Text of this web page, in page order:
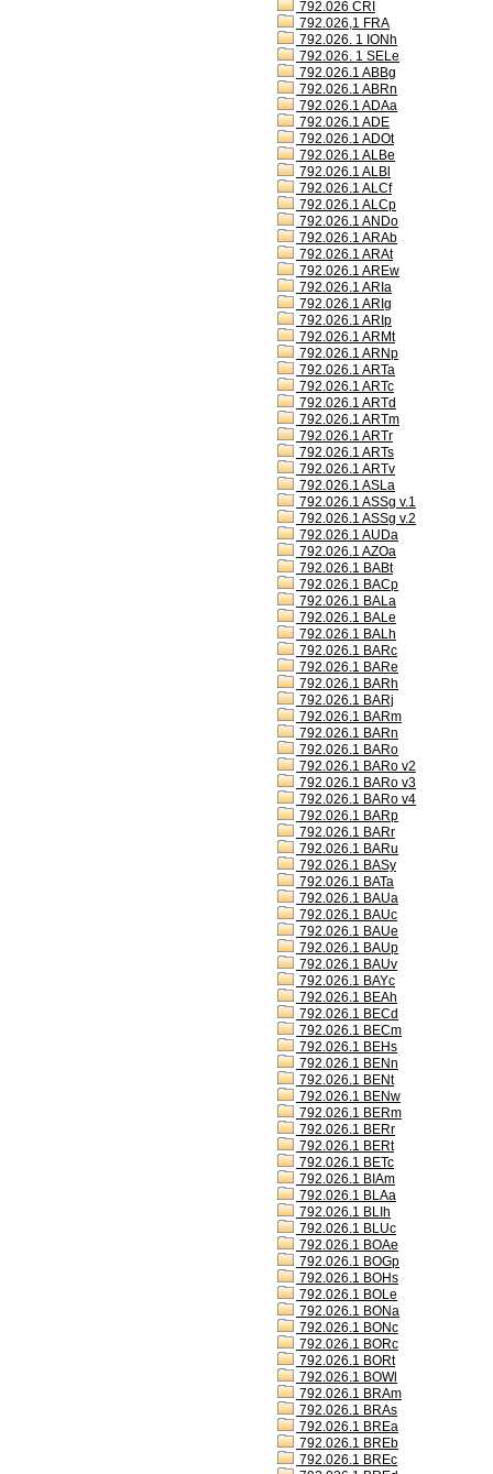
792.026 CRI
792.026,1 FRA
792.026. 1 IONh
792.026. 1 SELe
792.026.1 ABBg
792.026.1 ABRn
792.026.1 ADAa
792.026.1 ADE
792.026.1 ADOt
792.026.1 ALBe
792.026.1 ALBl
792.026.1 ALCf
792.026.1 ALCp
792.026.1 ANDo
792.026.1 ARAb
792.026.1 ARAt
792.026.1 AREw
792.026.1 ARIa
792.026.1 ARIg
792.026.1 ARIp
792.026.1 ARMt
792.026.1 ARNp
792.026.1 ARTa
792.026.1 ARTc
792.026.1 ARTd
792.026.1 ARTm
792.026.1 ARTr
792.026.1 ARTs
792.026.1 ARTv
792.026.1 ASLa
792.026.1 ASSg v.1
792.026.1 ASSg v.2
792.026.1 AUDa
792.026.1 AZOa
792.026.1 BABt
792.026.1 BACp
792.026.1 BALa
792.026.1 BALe
792.026.1 BALh
792.026.1 BARc
792.026.1 BARe
792.026.1 BARh
792.026.1 BARj
792.026.1 BARm
792.026.1 BARn
792.026.1 BARo
792.026.1 BARo v2
792.026.1 BARo v3
792.026.1 BARo v4
792.026.1 BARp
792.026.1 BARr
792.026.1 BARu
792.026.1 BASy
792.026.1 BATa
792.026.1 BAUa
792.026.1 BAUc
792.026.1 BAUe
792.026.1 BAUp
792.026.1 BAUv
792.026.1 BAYc
792.026.1 BEAh
792.026.1 BECd
792.026.1 BECm
792.026.1 BEHs
792.026.1 BENn
792.026.1 BENt
792.026.1 BENw
792.026.1 BERm
792.026.1 BERr
792.026.1 BERt
792.026.1 BETc
792.026.1 BIAm
792.026.1 BLAa
792.026.1 BLIh
792.026.1 BLUc
792.026.1 BOAe
792.026.1 BOGp
792.026.1 BOHs
792.026.1 BOLe
792.026.1 BONa
792.026.1 BONc
792.026.1 BORc
792.026.1 BORt
792.026.1 BOWl
792.026.1 BRAm
792.026.1 BRAs
792.026.1 BREa
792.026.1 BREb
792.026.1 BREc